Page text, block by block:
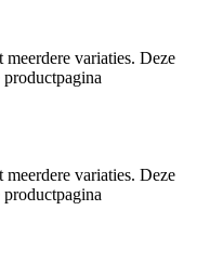
variaties. Deze
variaties. Deze